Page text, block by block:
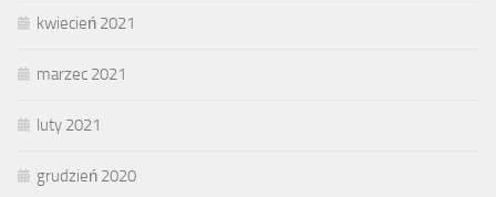
kwiecień 2021
marzec 2021
luty 2021
grudzień 2020